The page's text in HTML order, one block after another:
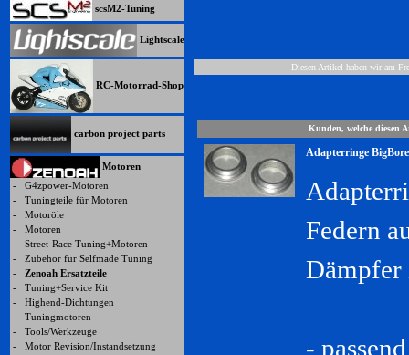
scsM2-Tuning
Lightscale
RC-Motorrad-Shop
carbon project parts
Motoren
- G4zpower-Motoren
- Tuningteile für Motoren
- Motoröle
- Motoren
- Street-Race Tuning+Motoren
- Zubehör für Selfmade Tuning
- Zenoah Ersatzteile
- Tuning+Service Kit
- Highend-Dichtungen
- Tuningmotoren
- Tools/Werkzeuge
- Motor Revision/Instandsetzung
Diesen Artikel haben wir am
Kunden, welche diesen
Adapterringe
Federn
Dämpfer
-